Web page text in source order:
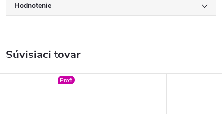
Hodnotenie
Súvisiaci tovar
Profi